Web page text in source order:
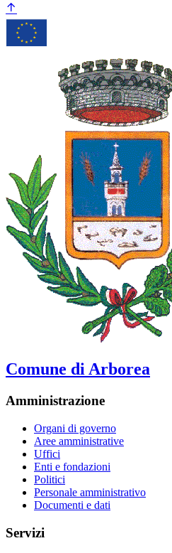
Comune di Arborea
Amministrazione
Organi di governo
Aree amministrative
Uffici
Enti e fondazioni
Politici
Personale amministrativo
Documenti e dati
Servizi